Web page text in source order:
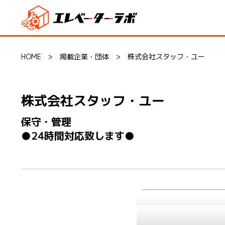
HOME > 掲載企業・団体 > 株式会社スタッフ・ユー
株式会社スタッフ・ユー
保守・管理
●24時間対応致します●